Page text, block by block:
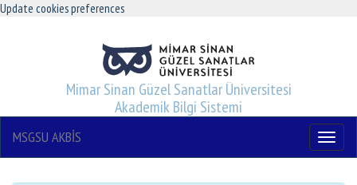
Update cookies preferences
Mimar Sinan Güzel Sanatlar Üniversitesi
Akademik Bilgi Sistemi
Menu
MSGSU AKBİS